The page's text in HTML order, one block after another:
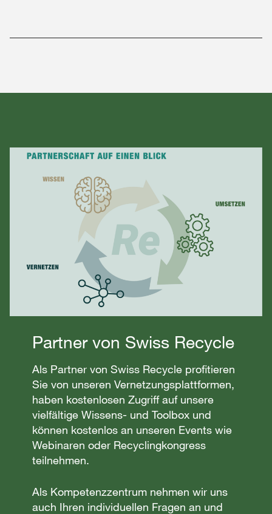
Partner von Swiss Recycle
Als Partner von Swiss Recycle profitieren
Sie von unseren Vernetzungsplattformen,
haben kostenlosen Zugriff auf unsere
vielfältige Wissens- und Toolbox und
können kostenlos an unseren Events wie
Webinaren oder Recyclingkongress
teilnehmen.
Als Kompetenzzentrum nehmen wir uns
auch Ihren individuellen Fragen an und